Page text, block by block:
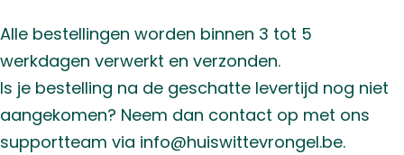
Alle bestellingen worden binnen 3 tot 5
werkdagen verwerkt en verzonden.
Is je bestelling na de geschatte levertijd nog niet
aangekomen? Neem dan contact op met ons
supportteam via info@huiswittevrongel.be.